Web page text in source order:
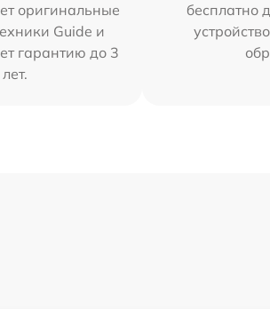
оригинальные
Guide и
гарантию до 3
лет.
бесплатно